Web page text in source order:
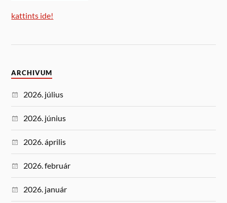
kattints ide!
ARCHIVUM
2026. július
2026. június
2026. április
2026. február
2026. január